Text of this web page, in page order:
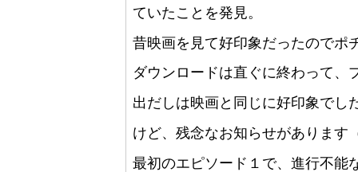
ていたことを発見。
昔映画を見て好印象だったのでポ
ダウンロードは直ぐに終わって、
出だしは映画と同じに好印象でし
けど、残念なお知らせがあります
最初のエピソード１で、進行不能